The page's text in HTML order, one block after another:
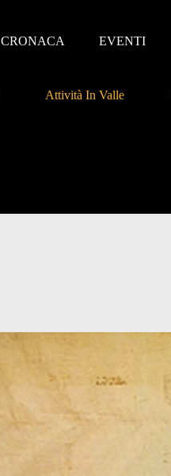
CRONACA EVENTI
Attività In Valle